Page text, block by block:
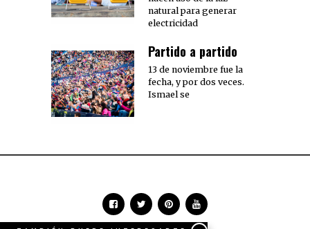
natural para generar
electricidad
Partido a partido
13 de noviembre fue la
fecha, y por dos veces.
Ismael se